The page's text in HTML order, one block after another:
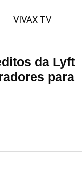
VIVAX TV
da Lyft
para